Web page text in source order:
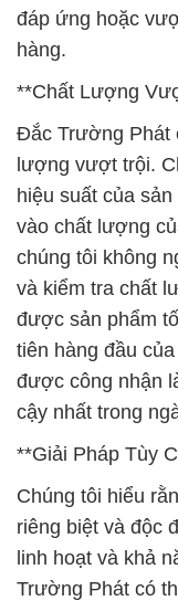
đáp ứng hoặc
hàng.
**Chất Lượng
Đắc Trường Phát
lượng vượt trội.
hiệu suất của
vào chất lượng
chúng tôi không
và kiểm tra chất
được sản phẩm
tiên hàng đầu
được công nhận
cậy nhất trong
**Giải Pháp Tùy
Chúng tôi hiểu
riêng biệt và độc
linh hoạt và khả
Trường Phát có